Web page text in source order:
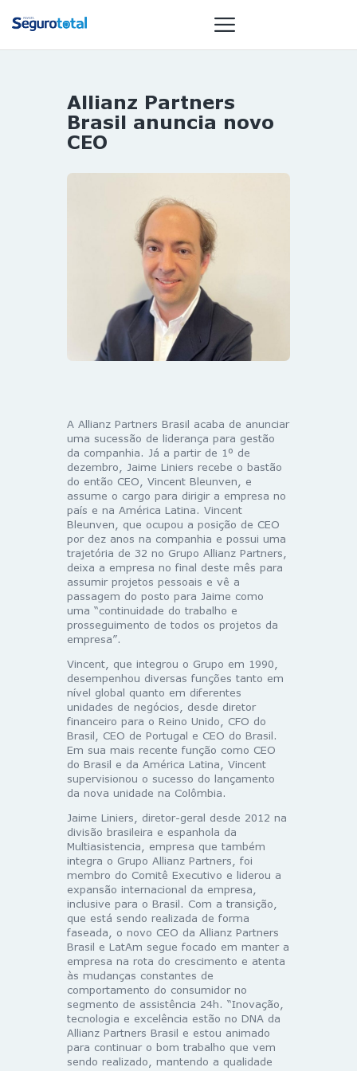
NOTÍCIAS
REVISTA
ST SUMMIT
MULHERES
GESTORAS
HOMEST
HOME
Allianz Partners
Brasil anuncia novo
CEO
A Allianz Partners Brasil acaba de anunciar
uma sucessão de liderança para gestão
da companhia. Já a partir de 1º de
dezembro, Jaime Liniers recebe o bastão
do então CEO, Vincent Bleunven, e
assume o cargo para dirigir a empresa no
país e na América Latina. Vincent
Bleunven, que ocupou a posição de CEO
por dez anos na companhia e possui uma
trajetória de 32 no Grupo Allianz Partners,
deixa a empresa no final deste mês para
assumir projetos pessoais e vê a
passagem do posto para Jaime como
uma “continuidade do trabalho e
prosseguimento de todos os projetos da
empresa”.
Vincent, que integrou o Grupo em 1990,
desempenhou diversas funções tanto em
nível global quanto em diferentes
unidades de negócios, desde diretor
financeiro para o Reino Unido, CFO do
Brasil, CEO de Portugal e CEO do Brasil.
Em sua mais recente função como CEO
do Brasil e da América Latina, Vincent
supervisionou o sucesso do lançamento
da nova unidade na Colômbia.
Jaime Liniers, diretor-geral desde 2012 na
divisão brasileira e espanhola da
Multiasistencia, empresa que também
integra o Grupo Allianz Partners, foi
membro do Comitê Executivo e liderou a
expansão internacional da empresa,
inclusive para o Brasil. Com a transição,
que está sendo realizada de forma
faseada, o novo CEO da Allianz Partners
Brasil e LatAm segue focado em manter a
empresa na rota do crescimento e atenta
às mudanças constantes de
comportamento do consumidor no
segmento de assistência 24h. “Inovação,
tecnologia e excelência estão no DNA da
Allianz Partners Brasil e estou animado
para continuar o bom trabalho que vem
sendo realizado, mantendo a qualidade